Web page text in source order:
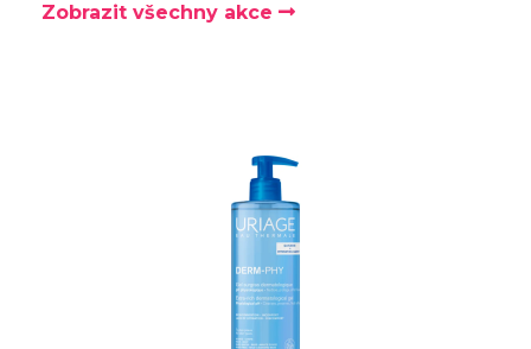
Zobrazit všechny akce